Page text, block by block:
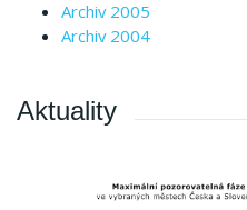
Archiv 2005
Archiv 2004
Aktuality